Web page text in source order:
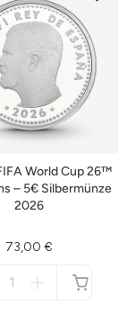
World Cup 26™
– 5€ Silbermünze
2026
73,00 €